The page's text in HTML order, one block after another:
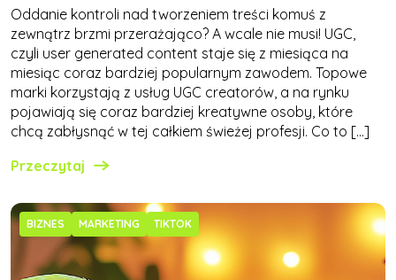
Oddanie kontroli nad tworzeniem treści komuś z
zewnątrz brzmi przerażająco? A wcale nie musi! UGC,
czyli user generated content staje się z miesiąca na
miesiąc coraz bardziej popularnym zawodem. Topowe
marki korzystają z usług UGC creatorów, a na rynku
pojawiają się coraz bardziej kreatywne osoby, które
chcą zabłysnąć w tej całkiem świeżej profesji. Co to […]
Przeczytaj
BIZNES MARKETING TIKTOK